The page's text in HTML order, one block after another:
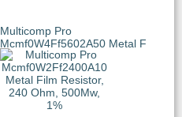
Multicomp Pro
Mcmf0W4Ff5602A50 Metal F